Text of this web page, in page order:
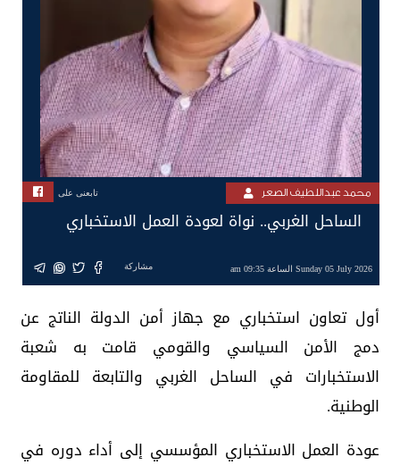
محمد عبداللطيف الصعر تابعنى على
الساحل الغربي.. نواة لعودة العمل الاستخباري
Sunday 05 July 2026 الساعة 09:35 am مشاركة
أول تعاون استخباري مع جهاز أمن الدولة الناتج عن
دمج الأمن السياسي والقومي قامت به شعبة
الاستخبارات في الساحل الغربي والتابعة للمقاومة
الوطنية.
عودة العمل الاستخباري المؤسسي إلى أداء دوره في